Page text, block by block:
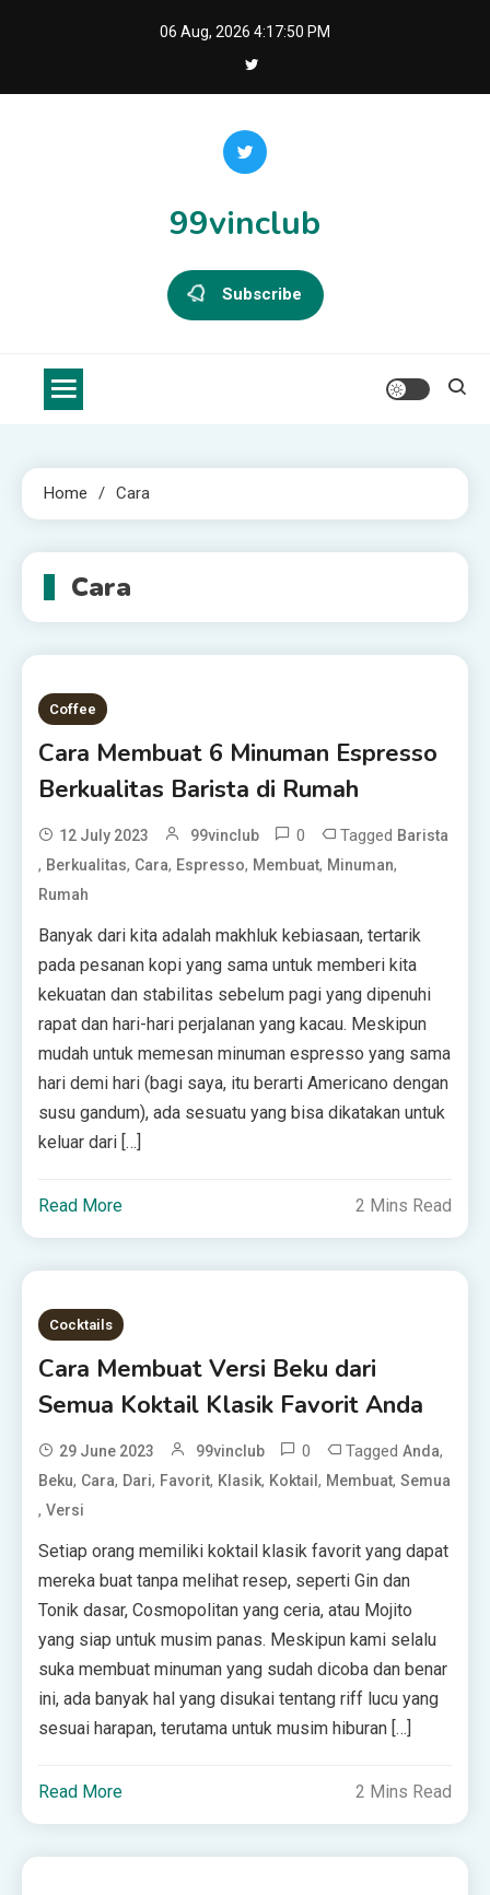
06 Aug, 2026 4:17:50 PM
99vinclub
Subscribe
Home Cara
Cara
Coffee
Cara Membuat 6 Minuman Espresso
Berkualitas Barista di Rumah
12 July 2023 99vinclub 0 Tagged Barista
, Berkualitas, Cara, Espresso, Membuat, Minuman,
Rumah
Banyak dari kita adalah makhluk kebiasaan, tertarik
pada pesanan kopi yang sama untuk memberi kita
kekuatan dan stabilitas sebelum pagi yang dipenuhi
rapat dan hari-hari perjalanan yang kacau. Meskipun
mudah untuk memesan minuman espresso yang sama
hari demi hari (bagi saya, itu berarti Americano dengan
susu gandum), ada sesuatu yang bisa dikatakan untuk
keluar dari […]
Read More 2 Mins Read
Cocktails
Cara Membuat Versi Beku dari
Semua Koktail Klasik Favorit Anda
29 June 2023 99vinclub 0 TaggedAnda,
Beku, Cara, Dari, Favorit, Klasik, Koktail, Membuat,Semua
,Versi
Setiap orang memiliki koktail klasik favorit yang dapat
mereka buat tanpa melihat resep, seperti Gin dan
Tonik dasar, Cosmopolitan yang ceria, atau Mojito
yang siap untuk musim panas. Meskipun kami selalu
suka membuat minuman yang sudah dicoba dan benar
ini, ada banyak hal yang disukai tentang riff lucu yang
sesuai harapan, terutama untuk musim hiburan […]
Read More 2 Mins Read